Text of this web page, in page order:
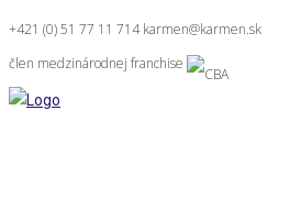
+421 (0) 51 77 11 714 karmen@karmen.sk
člen medzinárodnej franchise